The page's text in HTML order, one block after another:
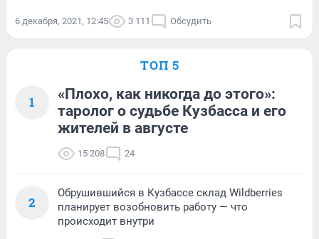
6 декабря, 2021, 12:45 3 111 Обсудить
ТОП 5
1
«Плохо, как никогда до этого»:
таролог о судьбе Кузбасса и его
жителей в августе
15 208 24
2
Обрушившийся в Кузбассе склад Wildberries
планирует возобновить работу — что
происходит внутри